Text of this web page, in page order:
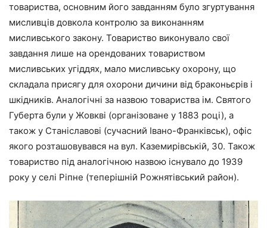
товариства, основним його завданням було згуртування
мисливців довкола контролю за виконанням
мисливського закону. Товариство виконувало свої
завдання лише на орендованих товариством
мисливських угіддях, мало мисливську охорону, що
складала присягу для охорони дичини від браконьєрів і
шкідників. Аналогічні за назвою товариства ім. Святого
Губерта були у Жовкві (організоване у 1883 році), а
також у Станіславові (сучасний Івано-Франківськ), офіс
якого розташовувався на вул. Каземирівській, 30. Також
товариство під аналогічною назвою існувало до 1939
року у селі Ріпне (теперішній Рожнятівський район).